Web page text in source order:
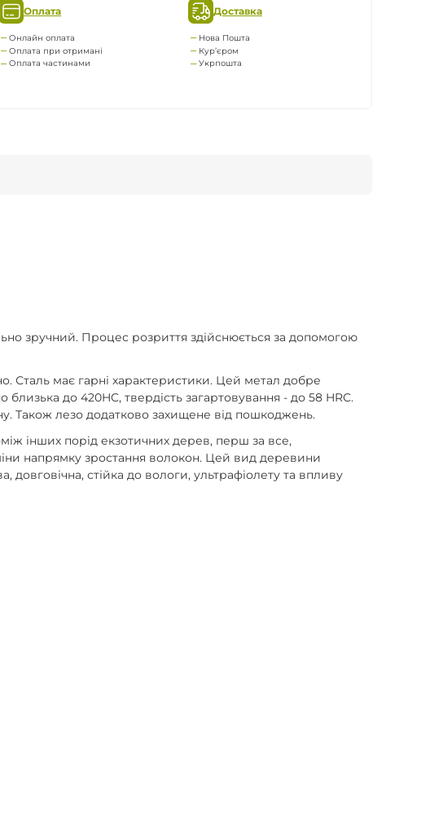
Оплата
Онлайн оплата
Оплата при отримані
Оплата частинами
Доставка
Нова Пошта
Кур’єром
Укрпошта
зручний. Процес розриття здійснюється за допомогою
Сталь має гарні характеристики. Цей метал добре
до 420HC, твердість загартовування - до 58 HRC.
Також лезо додатково захищене від пошкоджень.
інших порід екзотичних дерев, перш за все,
напрямку зростання волокон. Цей вид деревини
стійка до вологи, ультрафіолету та впливу